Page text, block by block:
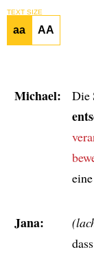
TEXT SIZE
aa AA
Michael: Die
Jana: